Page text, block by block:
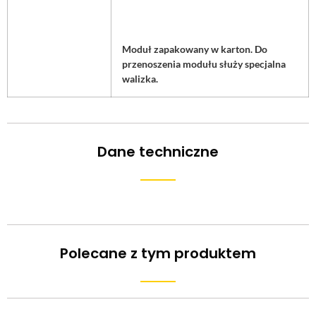
Moduł zapakowany w karton. Do
przenoszenia modułu służy specjalna
walizka.
Dane techniczne
Polecane z tym produktem